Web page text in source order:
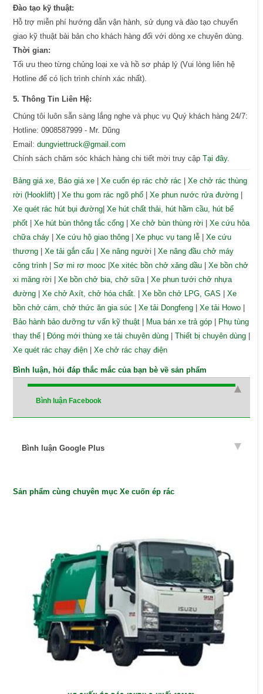
Đào tạo kỹ thuật:
Hỗ trợ miễn phí hướng dẫn vận hành, sử dụng và đào tạo chuyển
giao kỹ thuật bài bản cho khách hàng đối với dòng xe chuyên dùng.
Thời gian:
Tối ưu theo từng chủng loại xe và hồ sơ pháp lý (Vui lòng liên hệ
Hotline để có lịch trình chính xác nhất).
5. Thông Tin Liên Hệ:
Chúng tôi luôn sẵn sàng lắng nghe và phục vụ Quý khách hàng 24/7:
Hotline: 0908587999 - Mr. Dũng
Email: dungviettruck@gmail.com
Chính sách chăm sóc khách hàng chi tiết mời truy cập Tại đây.
Bảng giá xe, Báo giá xe Xe cuốn ép rác chở rác
Xe chở rác thùng
rời (Hooklift)
Xe thu gom rác ngõ phố Xe phun nước rửa đường
Xe quét rác hút bụi đường Xe hút chất thải, hút hầm cầu, hút bể
phốt
Xe hút bùn thông tắc cống Xe chở bùn thùng rời
Xe cứu hỏa
chữa cháy
Xe cứu hộ giao thông Xe phục vụ tang lễ
Xe cứu
thương
Xe tải gắn cẩu Xe nâng người
Xe nâng đầu chở máy
công trình
Sơ mi rơ mooc Xe xitéc bồn chở xăng dầu
Xe bồn chở
xi măng rời
Xe bồn chở bia, chở sữa| Xe phun tưới chở nhựa
đường
Xe chở Axít, chở hóa chất. Xe bồn chở LPG, GAS
Xe
bồn chở cám, chở thức ăn gia súc
Xe tải Dongfeng Xe tải Howo
Bảo hành bảo dưỡng tư vấn kỹ thuật
Mua bán xe trả góp
Phụ tùng
thay thế
Đóng mới thùng xe tải chuyên dùng Thiết bị chuyên dùng
Xe quét rác chạy điện
Xe chở rác chạy điện
Bình luận, hỏi đáp thắc mắc của bạn bè về sản phẩm
Bình luận Facebook
Bình luận Google Plus
Sản phẩm cùng chuyên mục Xe cuốn ép rác